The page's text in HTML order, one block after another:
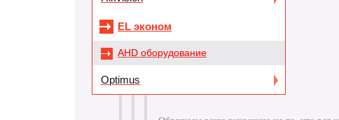
EL эконом
AHD оборудование
Optimus